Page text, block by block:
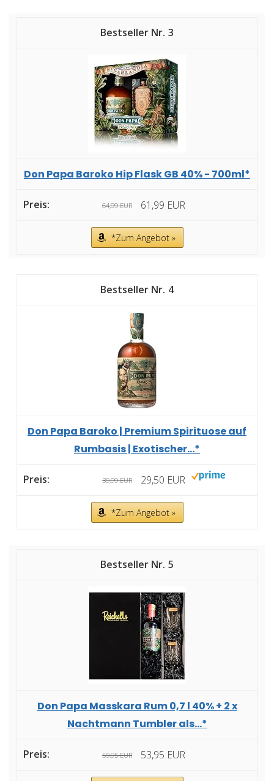
3
Don Papa Baroko Hip Flask GB 40% - 700ml*
64,99 EUR 61,99 EUR
*Zum Angebot »
4
Don Papa Baroko | Premium Spirituose auf
Rumbasis | Exotischer...*
39,99 EUR 29,50 EUR
*Zum Angebot »
5
Don Papa Masskara Rum 0,7 l 40% + 2 x
Nachtmann Tumbler als...*
59,95 EUR 53,95 EUR